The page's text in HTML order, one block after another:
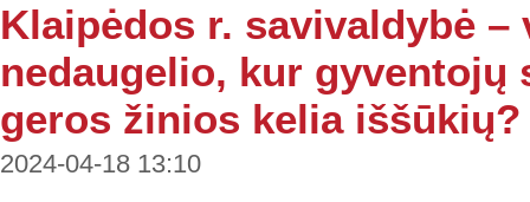
Klaipėdos r. savivaldybė –
nedaugelio, kur gyventojų
geros žinios kelia iššūkių?
2024-04-18 13:10